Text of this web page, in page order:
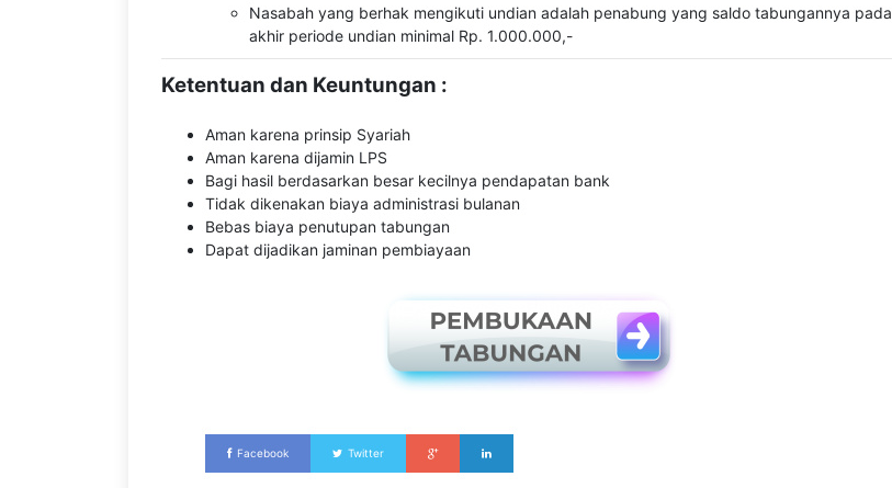
Nasabah yang berhak mengikuti undian adalah penabung yang saldo tabungannya pada
akhir periode undian minimal Rp. 1.000.000,-
Ketentuan dan Keuntungan :
Aman karena prinsip Syariah
Aman karena dijamin LPS
Bagi hasil berdasarkan besar kecilnya pendapatan bank
Tidak dikenakan biaya administrasi bulanan
Bebas biaya penutupan tabungan
Dapat dijadikan jaminan pembiayaan
Facebook Twitter